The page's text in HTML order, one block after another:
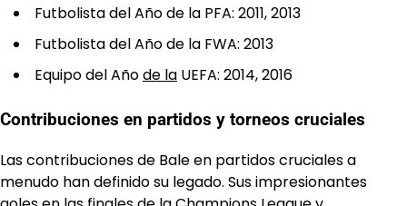
Futbolista del Año de la PFA: 2011, 2013
Futbolista del Año de la FWA: 2013
Equipo del Añode la UEFA: 2014, 2016
Contribuciones en partidos y torneos cruciales
Las contribuciones de Bale en partidos cruciales a
menudo han definido su legado. Sus impresionantes